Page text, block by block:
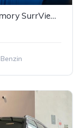
BMW 330i Lim M-SportPro Memory SurrView HUD eGSD ACC
Benzin